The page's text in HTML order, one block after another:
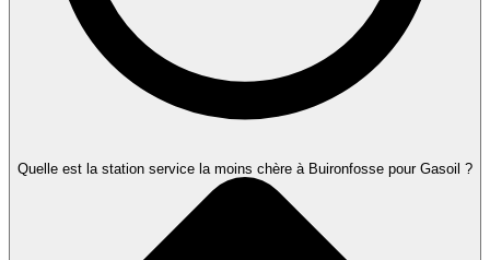
Quelle est la station service la moins chère à Buironfosse pour Gasoil ?